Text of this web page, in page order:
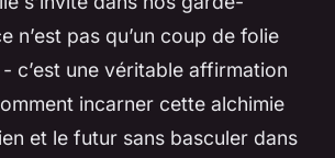
n’est pas qu’un coup de folie
c’est une véritable affirmation
incarner cette alchimie
et le futur sans basculer dans